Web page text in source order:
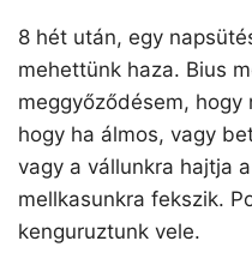
8 hét után, egy
mehettünk haza. Bius
meggyőződésem,
hogy ha álmos, vagy
vagy a vállunkra hajtja
mellkasunkra fekszik.
kenguruztunk vele.